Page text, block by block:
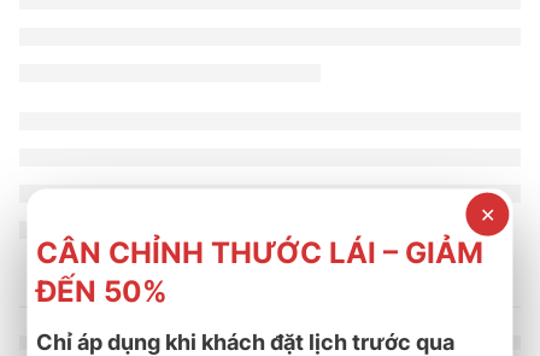
✕
CÂN CHỈNH THƯỚC LÁI – GIẢM
ĐẾN 50%
Chỉ áp dụng khi khách đặt lịch trước qua